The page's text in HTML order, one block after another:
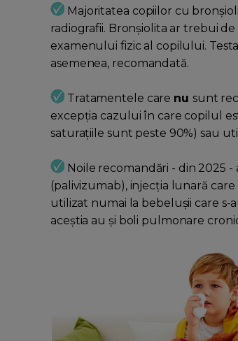
Majoritatea copiilor cu
radiografii. Bronșiolita ar trebui
examenului fizic al copilului.
asemenea, recomandată.
Tratamentele care nu sunt
excepția cazului în care copilul
saturațiile sunt peste 90%) sau
Noile recomandări - din 2025
(palivizumab), injecția lunară
utilizat numai la bebelușii care s-
aceștia au și boli pulmonare